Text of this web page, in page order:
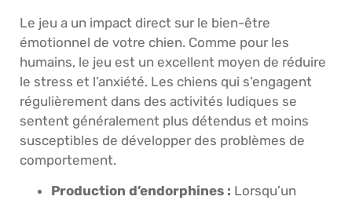
Le jeu a un impact direct sur le bien-être
émotionnel de votre chien. Comme pour les
humains, le jeu est un excellent moyen de réduire
le stress et l’anxiété. Les chiens qui s’engagent
régulièrement dans des activités ludiques se
sentent généralement plus détendus et moins
susceptibles de développer des problèmes de
comportement.
Production d’endorphines : Lorsqu’un